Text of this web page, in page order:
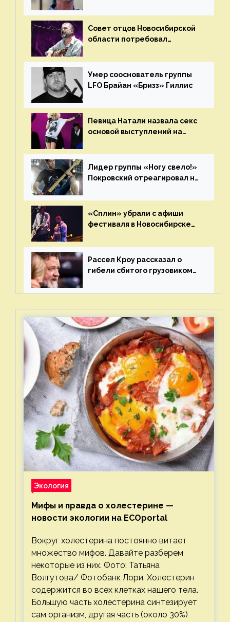
Совет отцов Новосибирской
области потребовал
«Сплин»
Умер сооснователь группы
LFO Брайан «Бризз» Гиллис
Певица Натали назвала секс
основой выступлений на
Лидер группы «Ногу свело!»
Покровский отреагировал на
«Сплин» убрали с афиши
фестиваля в Новосибирске
отцов»
Рассел Кроу рассказал о
гибели сбитого грузовиком
Экология
Мифы и правда о холестерине —
новости экологии на ECOportal
Вокруг холестерина постоянно витает
множество мифов. Давайте разберем
некоторые из них. Фото: Татьяна
Волгутова/ Фотобанк Лори. Холестерин
содержится во всех клетках нашего тела.
Большую часть холестерина синтезирует
сам организм, другая часть (около 30%)